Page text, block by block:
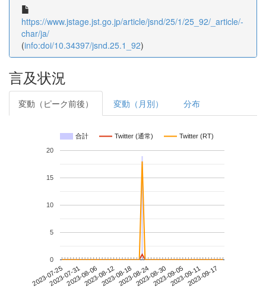
https://www.jstage.jst.go.jp/article/jsnd/25/1/25_92/_article/-
char/ja/
(info:doi/10.34397/jsnd.25.1_92)
言及状況
変動（ピーク前後） 変動（月別） 分布
合計 Twitter (通常) Twitter (RT)
2023-07-252023-07-312023-08-062023-08-122023-08-182023-08-242023-08-302023-09-052023-09-112023-09-17
0
5
10
15
20